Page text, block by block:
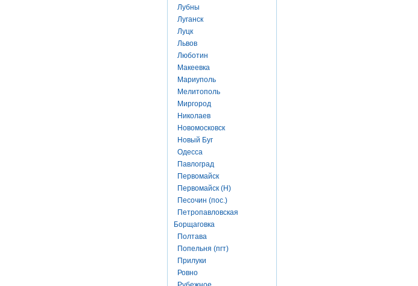
Лубны
Луганск
Луцк
Львов
Люботин
Макеевка
Мариуполь
Мелитополь
Миргород
Николаев
Новомосковск
Новый Буг
Одесса
Павлоград
Первомайск
Первомайск (Н)
Песочин (пос.)
Петропавловская
Борщаговка
Полтава
Попельня (пгт)
Прилуки
Ровно